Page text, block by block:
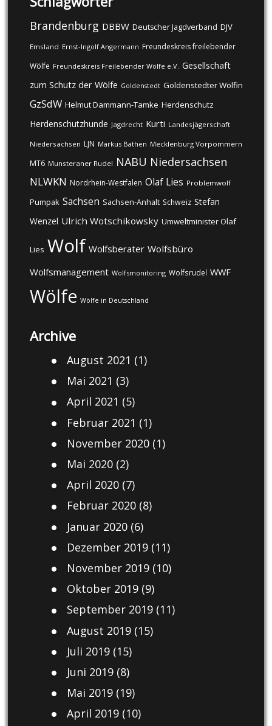
Brandenburg DBBW Deutscher Jagdverband DJV
Emsland Ernst-Ingolf Angermann Freundeskreis freilebender
Wölfe Freundeskreis Freilebender Wölfe e.V. Gesellschaft
zum Schutz der Wölfe Goldenstedt Goldenstedter Wölfin
GzSdW Helmut Dammann-Tamke Herdenschutz
Herdenschutzhunde Jagdrecht Kurti Landesjägerschaft
Niedersachsen LJN Markus Bathen Mecklenburg Vorpommern
MT6 Munsteraner Rudel NABU Niedersachsen
NLWKN Nordrhein-Westfalen Olaf Lies Problemwolf
Pumpak Sachsen Sachsen-Anhalt Schweiz Stefan
Wenzel Ulrich Wotschikowsky Umweltminister Olaf
Lies Wolf Wolfsberater Wolfsbüro
Wolfsmanagement Wolfsmonitoring Wolfsrudel WWF
Wölfe Wölfe in Deutschland
Archive
August 2021 (1)
Mai 2021 (3)
April 2021 (5)
Februar 2021 (1)
November 2020(1)
Mai 2020(2)
April 2020(7)
Februar 2020(8)
Januar 2020(6)
Dezember 2019(11)
November 2019(10)
Oktober 2019(9)
September 2019(11)
August 2019(15)
Juli 2019(15)
Juni 2019(8)
Mai 2019(19)
April 2019(10)